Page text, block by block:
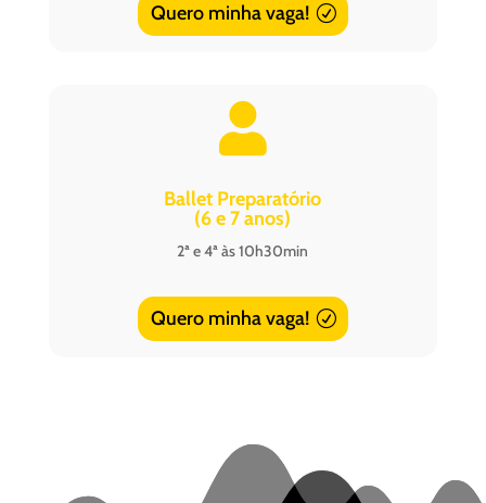
Quero minha vaga!

Ballet Preparatório
(6 e 7 anos)
2ª e 4ª às 10h30min
Quero minha vaga!